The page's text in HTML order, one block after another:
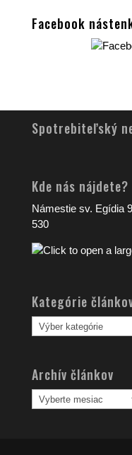
Facebook
Spotrebiteľský
Kde nás nájdete?
Námestie sv. Egídia
530
Kategórie
Kategórie
článkov
Archív článkov
Archív
článkov